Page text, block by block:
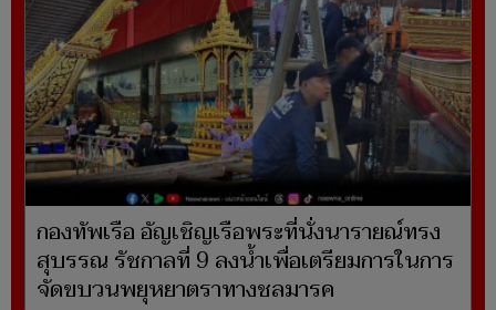
กองทัพเรือ อัญเชิญเรือพระที่นั่งนารายณ์ทรง
สุบรรณ รัชกาลที่ 9 ลงน้ำเพื่อเตรียมการในการ
จัดขบวนพยุหยาตราทางชลมารค